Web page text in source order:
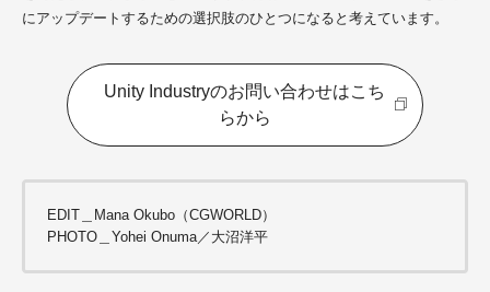
にアップデートするための選択肢のひとつになると考えています。
Unity Industryのお問い合わせはこち
らから
EDIT＿Mana Okubo（CGWORLD）
PHOTO＿Yohei Onuma／大沼洋平